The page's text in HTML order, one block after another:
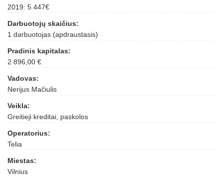
2019: 5 447€
Darbuotojų skaičius:
1 darbuotojas (apdraustasis)
Pradinis kapitalas:
2 896,00 €
Vadovas:
Nerijus Mačiulis
Veikla:
Greitieji kreditai, paskolos
Operatorius:
Telia
Miestas:
Vilnius